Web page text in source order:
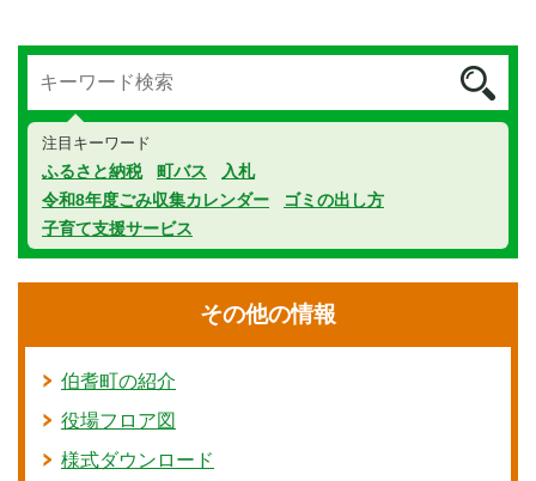
注目キーワード
ふるさと納税 町バス
入札
令和8年度ごみ収集カレンダー
ゴミの出し方
子育て支援サービス
その他の情報
伯耆町の紹介
役場フロア図
様式ダウンロード